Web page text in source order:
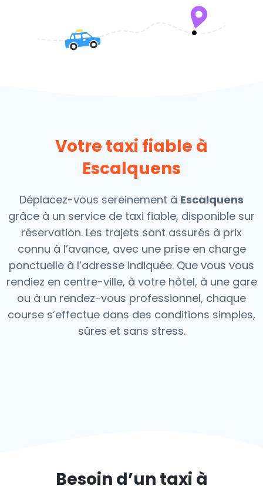
Votre taxi fiable à
Escalquens
Déplacez-vous sereinement à Escalquens
grâce à un service de taxi fiable, disponible sur
réservation. Les trajets sont assurés à prix
connu à l’avance, avec une prise en charge
ponctuelle à l’adresse indiquée. Que vous vous
rendiez en centre-ville, à votre hôtel, à une gare
ou à un rendez-vous professionnel, chaque
course s’effectue dans des conditions simples,
sûres et sans stress.
Besoin d’un taxi à